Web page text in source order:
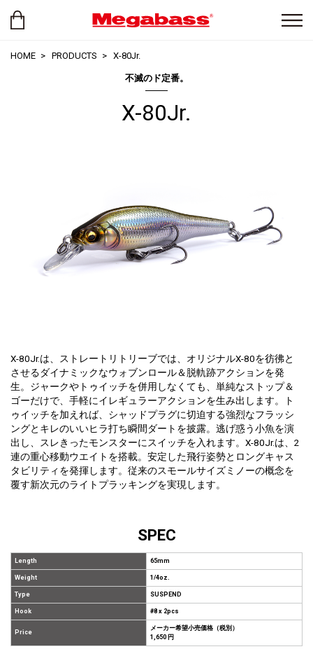
HOME PRODUCTS X-80Jr.
不滅のド定番。
X-80Jr.
X-80Jr.は、ストレートリトリーブでは、オリジナルX-80を彷彿と
させるダイナミックなウォブンロール＆脱軌跡アクションを発
生。ジャークやトゥイッチを併用しなくても、単純なストップ＆
ゴーだけで、手軽にイレギュラーアクションを生み出します。ト
ゥイッチを加えれば、シャッドプラグに切迫する強烈なフラッシ
ングとキレのいいヒラ打ち瞬間ダートを披露。逃げ惑う小魚を演
出し、スレきったモンスターにスイッチを入れます。X-80Jr.は、2
連の重心移動ウエイトを搭載。安定した飛行姿勢とロングキャス
タビリティを発揮します。従来のスモールサイズミノーの概念を
覆す新次元のライトプラッキングを実現します。
SPEC
Length 65mm
Weight 1/4oz.
Type SUSPEND
Hook #8 x 2pcs
Price
メーカー希望小売価格（税別）
1,650 円